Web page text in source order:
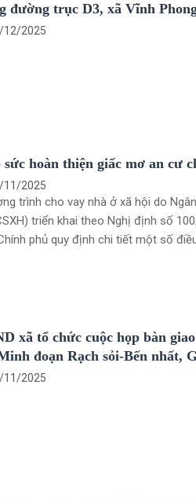
đường trục D3, xã Vĩnh
12/2025
sức hoàn thiện giấc mơ an cư
11/2025
trình cho vay nhà ở xã hội do
triển khai theo Nghị định số
phủ quy định chi tiết một số
xã tổ chức cuộc họp bàn
đoạn Rạch sỏi-Bến nhất,
11/2025